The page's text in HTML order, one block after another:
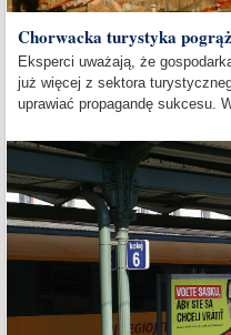
Chorwacka turystyka
Eksperci uważają, że
już więcej z sektora
uprawiać propagandę sukcesu.